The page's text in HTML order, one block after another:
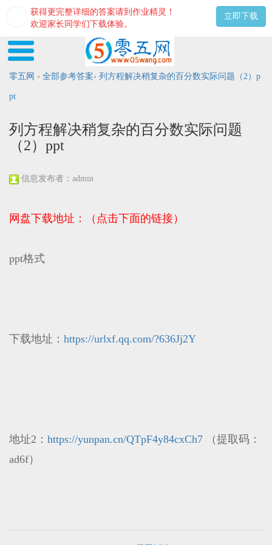
获得更完整详细的答案请到作业精灵！
欢迎家长同学们下载体验。
立即下载
零五网 › 全部参考答案› 列方程解决稍复杂的百分数实际问题（2）p
pt
列方程解决稍复杂的百分数实际问题
（2）ppt
信息发布者：admin
网盘下载地址：（点击下面的链接）
ppt格式
下载地址： https://urlxf.qq.com/?636Jj2Y
地址2： https://yunpan.cn/QTpF4y84cxCh7 （提取码：
ad6f）